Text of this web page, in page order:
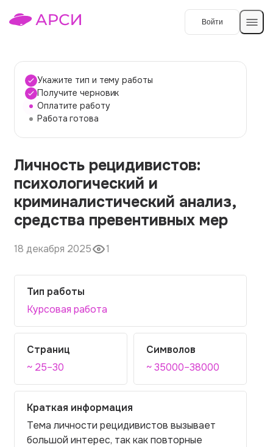
Войти
Темы работ
О сервисе
О компании
Наши гарантии
Порядок оплаты
Контакты
Укажите тип и тему работы
Получите черновик
Оплатите работу
Работа готова
Личность рецидивистов:
психологический и
криминалистический анализ,
средства превентивных мер
18 декабря 2025 1
Тип работы
Курсовая работа
Страниц
~ 25–30
Символов
~ 35000–38000
Краткая информация
Тема личности рецидивистов вызывает
большой интерес, так как повторные